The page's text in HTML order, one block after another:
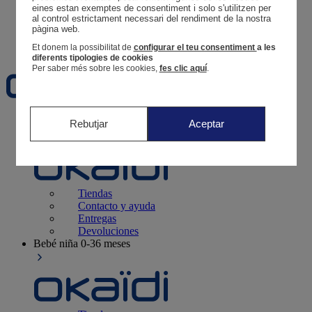
Tus pedidos
Cesta
Favoritos
Recién nacido0-12 meses
Tiendas
Contacto y ayuda
Entregas
Devoluciones
Bebé niña 0-36 meses
eines estan exemptes de consentiment i solo s'utilitzen per
al control estrictament necessari del rendiment de la nostra
pàgina web.
Et donem la possibilitat de configurar el teu consentiment a les
diferents tipologies de cookies
Per saber més sobre les cookies, fes clic aquí.
Rebutjar Aceptar